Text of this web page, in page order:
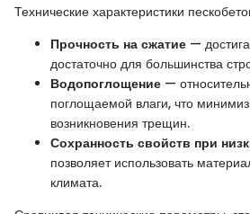
Технические характеристики
Прочность на сжатие —
достаточно для большинства
Водопоглощение —
поглощаемой влаги, что
возникновения трещин.
Сохранность свойств при
позволяет использовать
климата.